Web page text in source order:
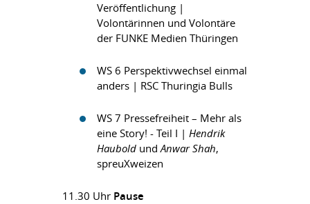
Veröffentlichung |
Volontärinnen und Volontäre
der FUNKE Medien Thüringen
WS 6 Perspektivwechsel einmal
anders | RSC Thuringia Bulls
WS 7 Pressefreiheit – Mehr als
eine Story! - Teil I | Hendrik
Haubold undAnwar Shah,
spreuXweizen
11.30 Uhr Pause